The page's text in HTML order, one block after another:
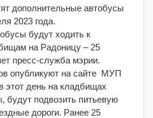
дополнительные автобусы
2023 года.
будут ходить к
на Радоницу – 25
пресс-служба мэрии.
опубликуют на сайте МУП
этот день на кладбищах
будут подвозить питьевую
дороги. Ранее 25